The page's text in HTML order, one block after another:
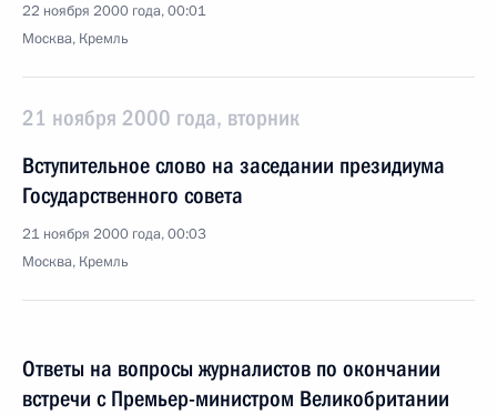
22 ноября 2000 года, 00:01
Москва, Кремль
21 ноября 2000 года, вторник
Вступительное слово на заседании президиума
Государственного совета
21 ноября 2000 года, 00:03
Москва, Кремль
Ответы на вопросы журналистов по окончании
встречи с Премьер-министром Великобритании